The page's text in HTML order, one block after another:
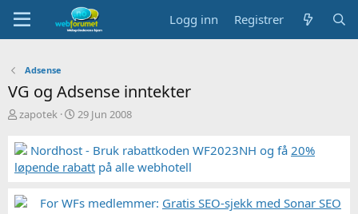
Logg inn Registrer
Adsense
VG og Adsense inntekter
T
å
d
s
a
zapotek
S
r
t
a
29 Jun 2008
Nordhost - Bruk rabattkoden WF2023NH og få 20%
løpende rabatt på alle webhotell
For WFs medlemmer: Gratis SEO-sjekk med Sonar SEO